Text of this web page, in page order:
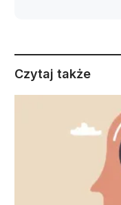
Czytaj także